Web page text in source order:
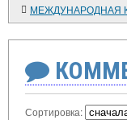
Сортировка: